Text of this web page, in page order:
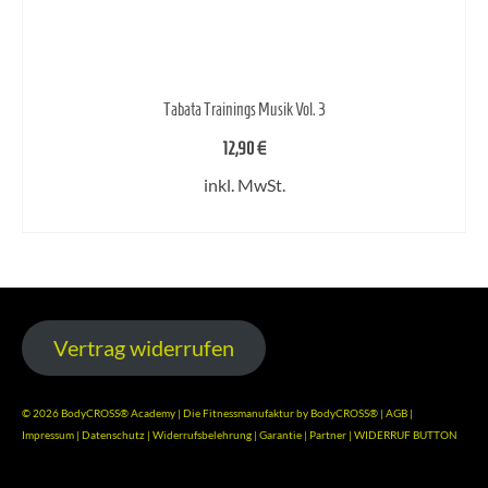
Tabata Trainings Musik Vol. 3
12,90€
inkl. MwSt.
Vertrag widerrufen
© 2026 BodyCROSS® Academy | Die Fitnessmanufaktur by BodyCROSS® | AGB |
Impressum | Datenschutz | Widerrufsbelehrung | Garantie | Partner | WIDERRUF BUTTON